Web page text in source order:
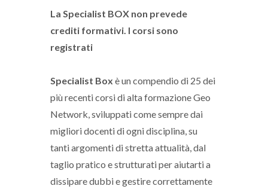
La Specialist BOX non prevede
crediti formativi. I corsi sono
registrati
Specialist Box è un compendio di 25 dei
più recenti corsi di alta formazione Geo
Network, sviluppati come sempre dai
migliori docenti di ogni disciplina, su
tanti argomenti di stretta attualità, dal
taglio pratico e strutturati per aiutarti a
dissipare dubbi e gestire correttamente